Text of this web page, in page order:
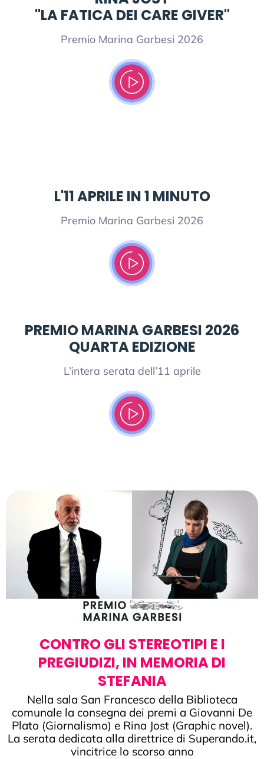
"LA FATICA DEI CARE GIVER"
Premio Marina Garbesi 2026
L'11 APRILE IN 1 MINUTO
Premio Marina Garbesi 2026
PREMIO MARINA GARBESI 2026
QUARTA EDIZIONE
L’intera serata dell’11 aprile
CONTRO GLI STEREOTIPI E I
PREGIUDIZI, IN MEMORIA DI
STEFANIA
Nella sala San Francesco della Biblioteca
comunale la consegna dei premi a Giovanni De
Plato (Giornalismo) e Rina Jost (Graphic novel).
La serata dedicata alla direttrice di Superando.it,
vincitrice lo scorso anno